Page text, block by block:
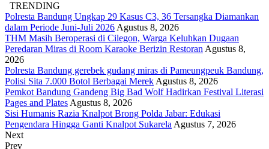
TRENDING
Polresta Bandung Ungkap 29 Kasus C3, 36 Tersangka Diamankan
dalam Periode Juni-Juli 2026 Agustus 8, 2026
THM Masih Beroperasi di Cilegon, Warga Keluhkan Dugaan
Peredaran Miras di Room Karaoke Berizin Restoran Agustus 8,
2026
Polresta Bandung gerebek gudang miras di Pameungpeuk Bandung,
Polisi Sita 7.000 Botol Berbagai Merek Agustus 8, 2026
Pemkot Bandung Gandeng Big Bad Wolf Hadirkan Festival Literasi
Pages and Plates Agustus 8, 2026
Sisi Humanis Razia Knalpot Brong Polda Jabar: Edukasi
Pengendara Hingga Ganti Knalpot Sukarela Agustus 7, 2026
Next
Prev